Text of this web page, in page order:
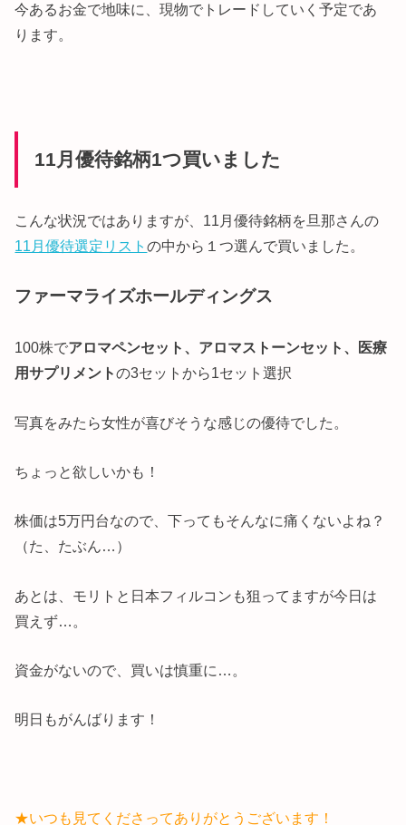
今あるお金で地味に、現物でトレードしていく予定であ
ります。
11月優待銘柄1つ買いました
こんな状況ではありますが、11月優待銘柄を旦那さんの
11月優待選定リストの中から１つ選んで買いました。
ファーマライズホールディングス
100株でアロマペンセット、アロマストーンセット、医療
用サプリメントの3セットから1セット選択
写真をみたら女性が喜びそうな感じの優待でした。
ちょっと欲しいかも！
株価は5万円台なので、下ってもそんなに痛くないよね？
（た、たぶん…）
あとは、モリトと日本フィルコンも狙ってますが今日は
買えず…。
資金がないので、買いは慎重に…。
明日もがんばります！
★いつも見てくださってありがとうございます！